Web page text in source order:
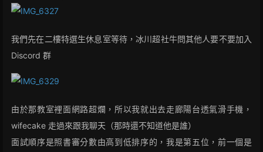
我們先在二樓特選生休息室等待，冰川超社牛問其他人要不要加入
Discord 群
由於那教室裡面網路超爛，所以我就出去走廊陽台透氣滑手機，
wifecake 走過來跟我聊天（那時還不知道他是誰）
面試順序是照書審分數由高到低排序的，我是第五位，前一個是